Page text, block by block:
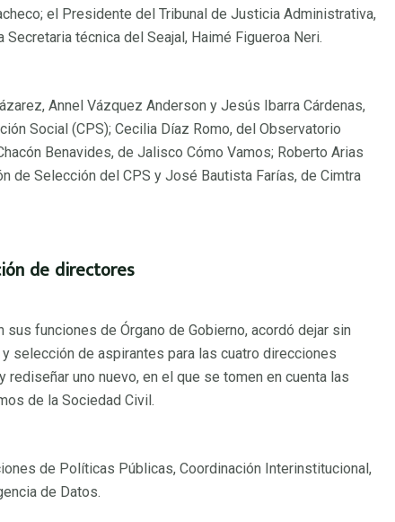
la SESAJ
de Género de la SESAJ
el Presidente del Tribunal de Justicia Administrativa,
técnica del Seajal, Haimé Figueroa Neri.
Annel Vázquez Anderson y Jesús Ibarra Cárdenas,
Social (CPS); Cecilia Díaz Romo, del Observatorio
Benavides, de Jalisco Cómo Vamos; Roberto Arias
de Selección del CPS y José Bautista Farías, de Cimtra
de directores
sus funciones de Órgano de Gobierno, acordó dejar sin
selección de aspirantes para las cuatro direcciones
rediseñar uno nuevo, en el que se tomen en cuenta las
de la Sociedad Civil.
de Políticas Públicas, Coordinación Interinstitucional,
de Datos.